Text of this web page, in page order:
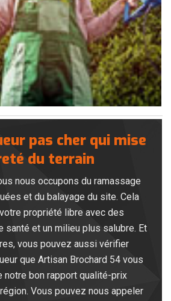
pas cher qui mise
du terrain
nous occupons du ramassage
et du balayage du site. Cela
propriété libre avec des
santé et un milieu plus salubre. Et
vous pouvez aussi vérifier
que Artisan Brochard 54 vous
notre bon rapport qualité-prix
Vous pouvez nous appeler